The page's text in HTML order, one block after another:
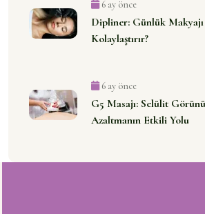
6 ay önce
Dipliner: Günlük Makyajı
Kolaylaştırır?
6 ay önce
G5 Masajı: Selülit
Azaltmanın Etkili Yolu